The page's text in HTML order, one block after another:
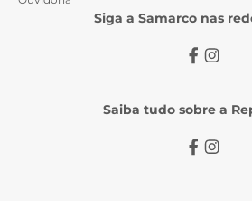
Siga a Samarco nas
Saiba tudo sobre a